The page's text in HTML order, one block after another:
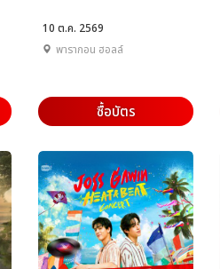
10 ต.ค. 2569
พารากอน ฮอลล์
ซื้อบัตร